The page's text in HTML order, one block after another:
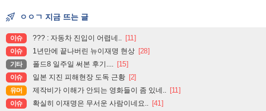
ㅇㅇㄱ 지금 뜨는 글
이슈 ??? : 자동차 진입이 어렵네.. [11]
이슈 1년만에 끝나버린 뉴이재명 현상 [28]
기타 폴드8 일주일 써본 후기.... [15]
이슈 일본 지진 피해현장 도독 근황 [2]
유머 제작비가 이해가 안되는 영화들이 좀 있네.. [11]
이슈 확실히 이재명은 무서운 사람이네요.. [41]